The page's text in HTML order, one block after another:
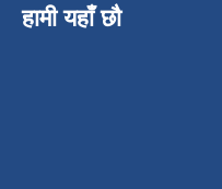
हामी यहाँ छौ